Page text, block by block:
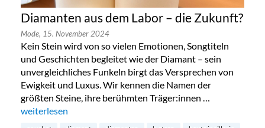
Diamanten aus dem Labor – die Zukunft?
Mode, 15. November 2024
Kein Stein wird von so vielen Emotionen, Songtiteln
und Geschichten begleitet wie der Diamant – sein
unvergleichliches Funkeln birgt das Versprechen von
Ewigkeit und Luxus. Wir kennen die Namen der
größten Steine, ihre berühmten Träger:innen …
„Diamanten aus dem Labor – die Zukunft?“
weiterlesen